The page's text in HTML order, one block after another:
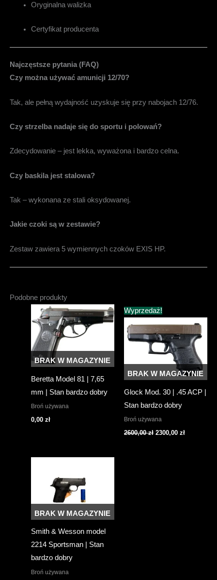
Oryginalna walizka
Certyfikat producenta
Najczęstsze pytania (FAQ)
Czy można używać amunicji 12/70?
Tak, ale pełną wydajność uzyskuje się przy nabojach 12/76.
Czy strzelba nadaje się do sportu i polowań?
Zdecydowanie – jest lekka, wyważona i bardzo celna.
Czy baskila jest stalowa?
Tak – wykonana ze stali oksydowanej.
Jakie czoki są w zestawie?
Zestaw zawiera 5 wymiennych czoków EXIS HP.
Podobne produkty
BRAK W MAGAZYNIE
Beretta Model 81 | 7,65
mm | Stan bardzo dobry
Broń używana
0,00 zł
Wyprzedaż!
BRAK W MAGAZYNIE
Glock Mod. 30 | .45 ACP |
Stan bardzo dobry
Broń używana
2600,00zł Pierwotna
2300,00 złAktualna
BRAK W MAGAZYNIE
Smith & Wesson model
2214 Sportsman | Stan
bardzo dobry
Broń używana